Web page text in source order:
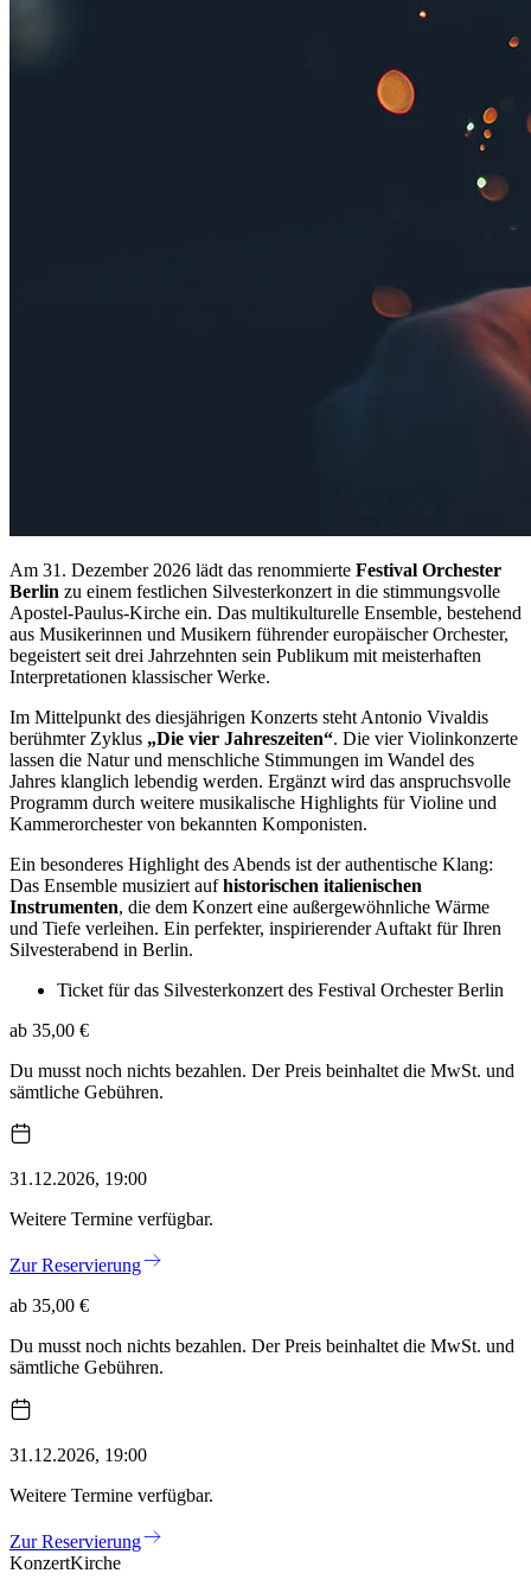
Am 31. Dezember 2026 lädt das renommierte Festival Orchester
Berlin zu einem festlichen Silvesterkonzert in die stimmungsvolle
Apostel-Paulus-Kirche ein. Das multikulturelle Ensemble, bestehend
aus Musikerinnen und Musikern führender europäischer Orchester,
begeistert seit drei Jahrzehnten sein Publikum mit meisterhaften
Interpretationen klassischer Werke.
Im Mittelpunkt des diesjährigen Konzerts steht Antonio Vivaldis
berühmter Zyklus „Die vier Jahreszeiten“. Die vier Violinkonzerte
lassen die Natur und menschliche Stimmungen im Wandel des
Jahres klanglich lebendig werden. Ergänzt wird das anspruchsvolle
Programm durch weitere musikalische Highlights für Violine und
Kammerorchester von bekannten Komponisten.
Ein besonderes Highlight des Abends ist der authentische Klang:
Das Ensemble musiziert aufhistorischen italienischen
Instrumenten, die dem Konzert eine außergewöhnliche Wärme
und Tiefe verleihen. Ein perfekter, inspirierender Auftakt für Ihren
Silvesterabend in Berlin.
Ticket für das Silvesterkonzert des Festival Orchester Berlin
ab 35,00 €
Du musst noch nichts bezahlen. Der Preis beinhaltet die MwSt. und
sämtliche Gebühren.
31.12.2026, 19:00
Weitere Termine verfügbar.
Zur Reservierung
ab 35,00 €
Du musst noch nichts bezahlen. Der Preis beinhaltet die MwSt. und
sämtliche Gebühren.
31.12.2026, 19:00
Weitere Termine verfügbar.
Zur Reservierung
KonzertKirche